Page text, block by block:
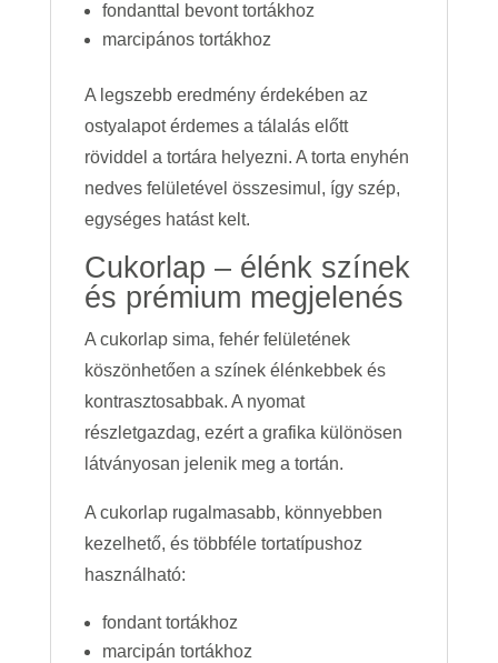
fondanttal bevont tortákhoz
marcipános tortákhoz
A legszebb eredmény érdekében az
ostyalapot érdemes a tálalás előtt
röviddel a tortára helyezni. A torta enyhén
nedves felületével összesimul, így szép,
egységes hatást kelt.
Cukorlap – élénk színek
és prémium megjelenés
A cukorlap sima, fehér felületének
köszönhetően a színek élénkebbek és
kontrasztosabbak. A nyomat
részletgazdag, ezért a grafika különösen
látványosan jelenik meg a tortán.
A cukorlap rugalmasabb, könnyebben
kezelhető, és többféle tortatípushoz
használható:
fondant tortákhoz
marcipán tortákhoz